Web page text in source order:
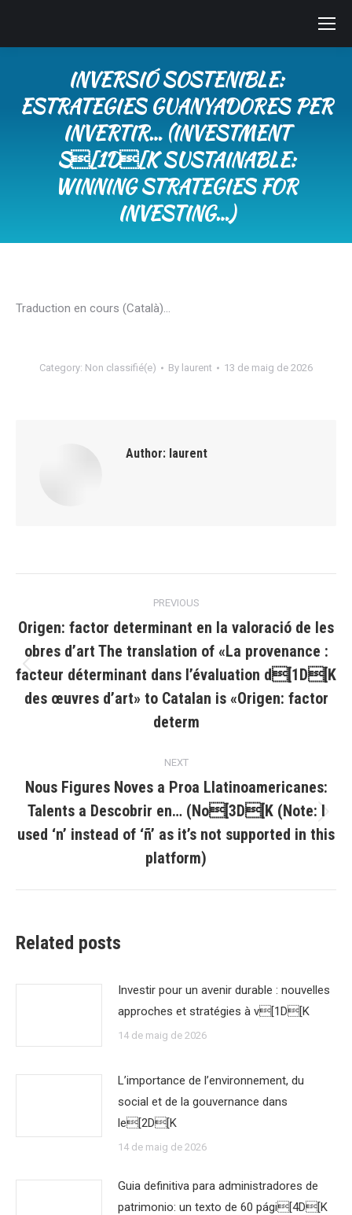
INVERSIÓ SOSTENIBLE:
ESTRATEGIES GUANYADORES PER
INVERTIR… (INVESTMENT
S[1D[K SUSTAINABLE:
WINNING STRATEGIES FOR
INVESTING…)
Traduction en cours (Català)…
Category: Non classifié(e) By laurent 13 de maig de 2026
Author: laurent
navigation
PREVIOUS
Previous
post:
Origen: factor determinant en la valoració de les
obres d’art The translation of «La provenance :
facteur déterminant dans l’évaluation d[1D[K
des œuvres d’art» to Catalan is «Origen: factor
determ
NEXT
Next
post:
Nous Figures Noves a Proa Llatinoamericanes:
Talents a Descobrir en… (No[3D[K (Note: I
used ‘n’ instead of ‘ñ’ as it’s not supported in this
platform)
Related posts
Investir pour un avenir durable : nouvelles
approches et stratégies à v[1D[K
14 de maig de 2026
L’importance de l’environnement, du
social et de la gouvernance dans
le[2D[K
14 de maig de 2026
Guia definitiva para administradores de
patrimonio: un texto de 60 pági[4D[K